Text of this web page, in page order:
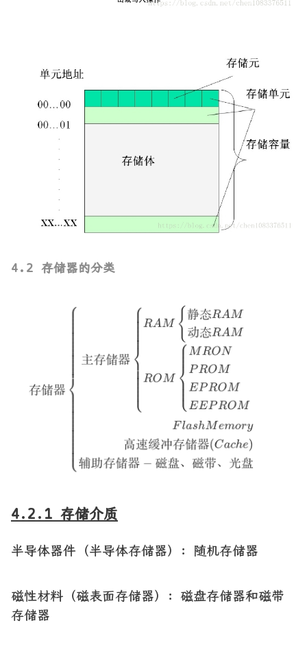
4.2 存储器的分类
4.2.1 存储介质
半导体器件（半导体存储器）：随机存储器
磁性材料（磁表面存储器）：磁盘存储器和磁带
存储器